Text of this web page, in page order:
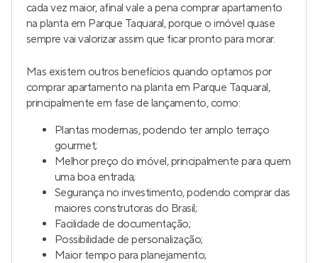
cada vez maior, afinal vale a pena comprar apartamento
na planta em Parque Taquaral, porque o imóvel quase
sempre vai valorizar assim que ficar pronto para morar.
Mas existem outros benefícios quando optamos por
comprar apartamento na planta em Parque Taquaral,
principalmente em fase de lançamento, como:
Plantas modernas, podendo ter amplo terraço
gourmet;
Melhor preço do imóvel, principalmente para quem
uma boa entrada;
Segurança no investimento, podendo comprar das
maiores construtoras do Brasil;
Facilidade de documentação;
Possibilidade de personalização;
Maior tempo para planejamento;